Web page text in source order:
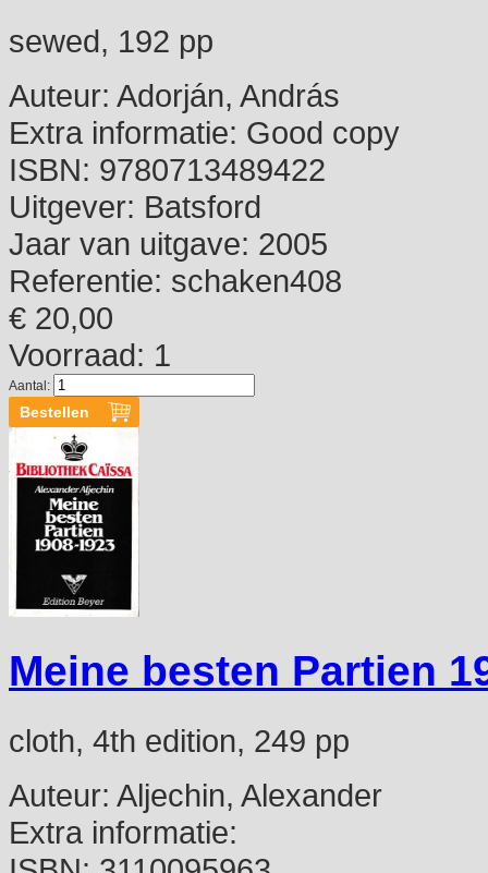
sewed, 192 pp
Auteur: Adorján, András
Extra informatie: Good copy
ISBN: 9780713489422
Uitgever: Batsford
Jaar van uitgave: 2005
Referentie: schaken408
€ 20,00
Voorraad: 1
Aantal:
Meine besten Partien
cloth, 4th edition, 249 pp
Auteur: Aljechin, Alexander
Extra informatie: